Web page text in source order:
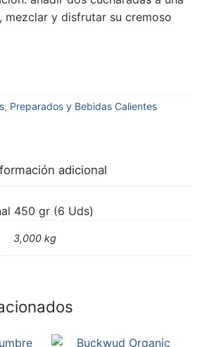
mezclar y disfrutar su cremoso
, Preparados y Bebidas Calientes
adicional
450 gr (6 Uds)
3,000 kg